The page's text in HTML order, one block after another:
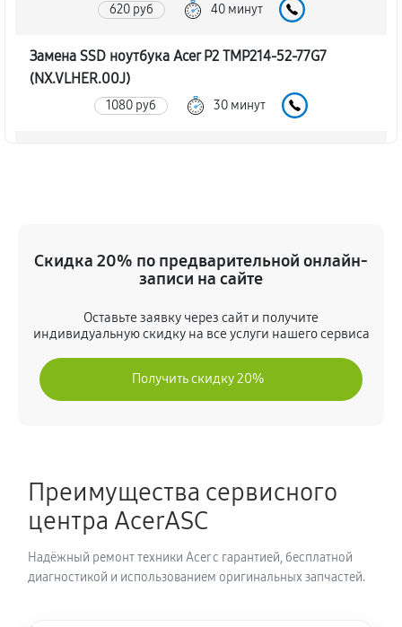
620 руб 40 минут
Замена SSD ноутбука Acer P2 TMP214-52-77G7
(NX.VLHER.00J)
1080 руб 30 минут
990 руб 80 минут
Замена шлейфа матрицы
Замена термопасты ноутбука Acer P2 TMP214-52-
Замена системы охлаждения
1480 руб
Замена процессора ноутбука Acer P2 TMP214-52-
77G7 (NX.VLHER.00J)
Скидка 20% по предварительной онлайн-
записи на сайте
Оставьте заявку через сайт и получите
индивидуальную скидку на все услуги нашего сервиса
Получить скидку 20%
Преимущества сервисного
центра AcerASC
Надёжный ремонт техники Acer с гарантией, бесплатной
диагностикой и использованием оригинальных запчастей.